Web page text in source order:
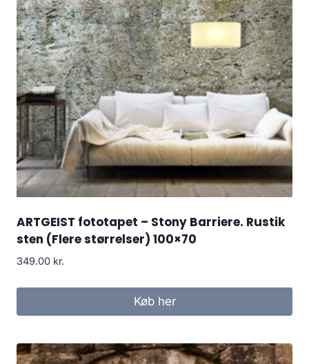
ARTGEIST fototapet – Stony Barriere. Rustik
sten (Flere størrelser) 100×70
349.00 kr.
Køb her